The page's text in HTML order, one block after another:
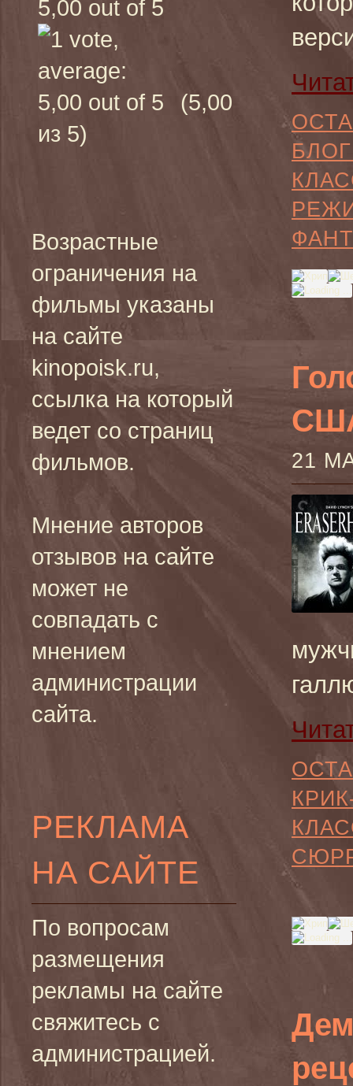
(5,00
из 5)
Возрастные
ограничения на
фильмы указаны
на сайте
kinopoisk.ru,
ссылка на который
ведет со страниц
фильмов.
Мнение авторов
отзывов на сайте
может не
совпадать с
мнением
администрации
сайта.
РЕКЛАМА
НА САЙТЕ
По вопросам
размещения
рекламы на сайте
свяжитесь с
администрацией.
БЛОГ
21